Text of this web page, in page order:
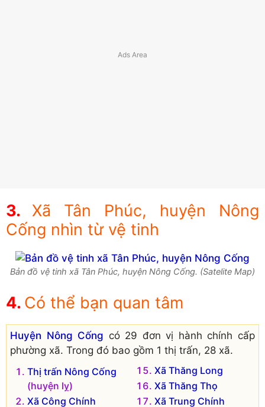
Xã Tân Phúc, huyện Nông
Cống nhìn từ vệ tinh
Bản đồ vệ tinh xã Tân Phúc, huyện Nông Cống. (Satelite Map)
Có thể bạn quan tâm
Huyện Nông Cống có 29 đơn vị hành chính cấp
phường xã. Trong đó bao gồm 1 thị trấn, 28 xã.
Thị trấn Nông Cống
(huyện lỵ)
Xã Công Chính
Xã Thăng Long
Xã Thăng Thọ
Xã Trung Chính